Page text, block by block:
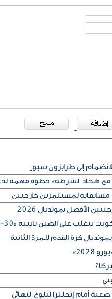
إلى طرابزون سبور
مع «اتحاد الشرطة» خطوة مهمة
لمستثمرين خارجيين
الأفضل بمونديال 2026
كرة القدم للمرة الثانية